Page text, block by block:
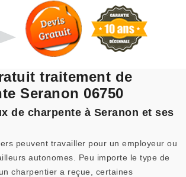
traitement de
Seranon 06750
de charpente à Seranon et ses
peuvent travailler pour un employeur ou
autonomes. Peu importe le type de
charpentier a reçue, certaines